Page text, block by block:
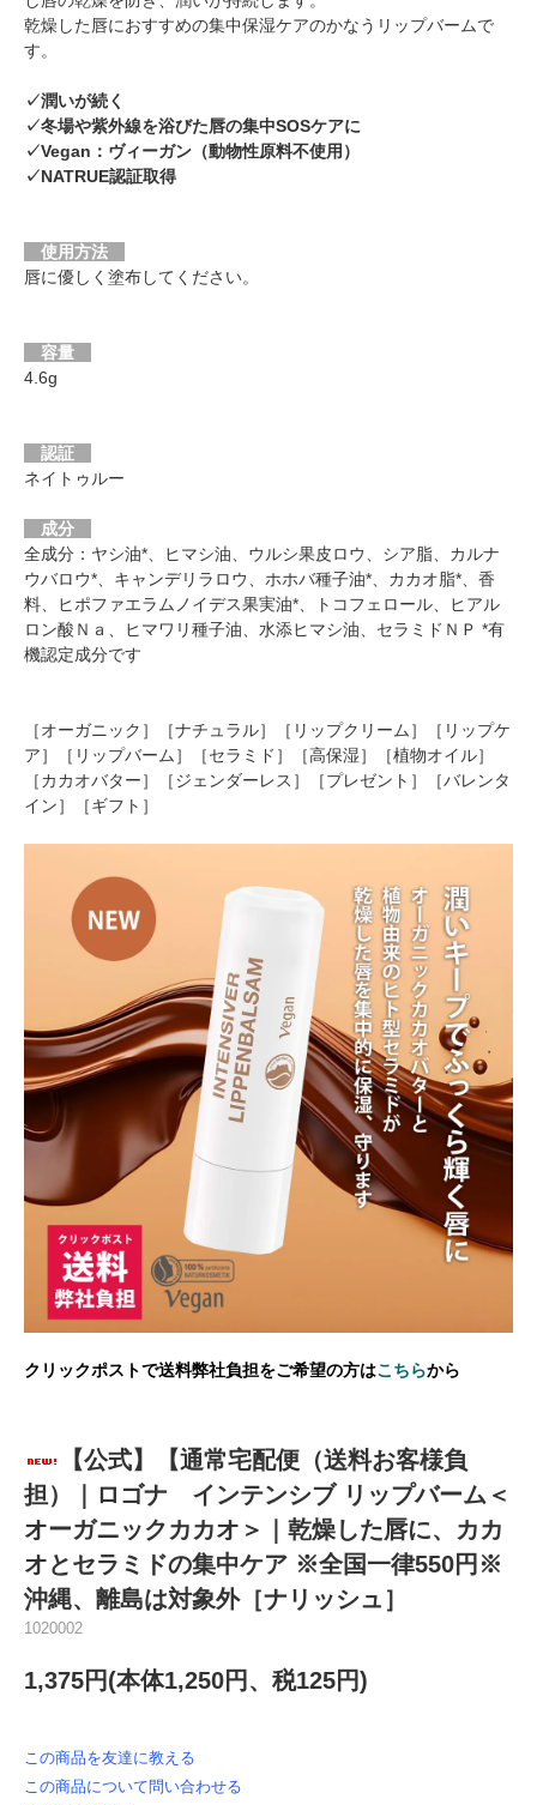
乾燥した唇におすすめの集中保湿ケアのかなうリップバームで
す。
✓潤いが続く
✓冬場や紫外線を浴びた唇の集中SOSケアに
✓Vegan：ヴィーガン（動物性原料不使用）
✓NATRUE認証取得
使用方法
唇に優しく塗布してください。
容量
4.6g
認証
ネイトゥルー
成分
全成分：ヤシ油*、ヒマシ油、ウルシ果皮ロウ、シア脂、カルナ
ウバロウ*、キャンデリラロウ、ホホバ種子油*、カカオ脂*、香
料、ヒポファエラムノイデス果実油*、トコフェロール、ヒアル
ロン酸Ｎａ、ヒマワリ種子油、水添ヒマシ油、セラミドＮＰ *有
機認定成分です
［オーガニック］［ナチュラル］［リップクリーム］［リップケ
ア］［リップバーム］［セラミド］［高保湿］［植物オイル］
［カカオバター］［ジェンダーレス］［プレゼント］［バレンタ
イン］［ギフト］
クリックポストで送料弊社負担をご希望の方はこちらから
【公式】【通常宅配便（送料お客様負
担）｜ロゴナ インテンシブ リップバーム＜
オーガニックカカオ＞｜乾燥した唇に、カカ
オとセラミドの集中ケア ※全国一律550円※
沖縄、離島は対象外［ナリッシュ］
1020002
1,375円(本体1,250円、税125円)
この商品を友達に教える
この商品について問い合わせる